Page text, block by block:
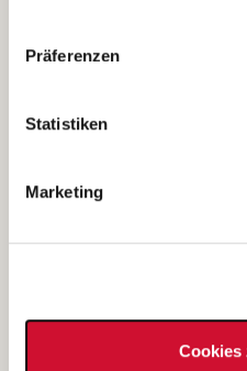
Sie der Speicherung
Ihre Einwilligung
indem Sie die Cookie-
unserer
Präferenzen
Statistiken
Marketing
Cookies
Kantstraße 45a
(Ein Tochterunternehmen des
e.V.)
Bewerbung als
Bewerbung als Erzieher*in